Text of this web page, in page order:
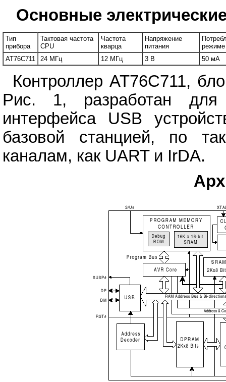
Основные
Тип
прибора
Тактовая частота
CPU
Частота
кварца
Напряжение
питания
режиме
AT76C711
24 МГц 12 МГц 3 В 50 мА
Контроллер AT76C711,
Рис. 1, разработан для
интерфейса USB
базовой станцией, по
каналам, как UART и IrDA.